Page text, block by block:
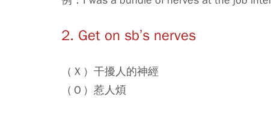
2. Get on sb’s nerves
（Ｘ）干擾人的神經
（Ｏ）惹人煩